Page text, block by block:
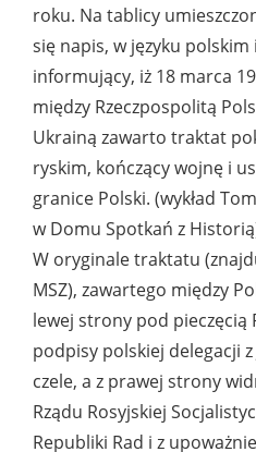
roku. Na tablicy
się napis, w języku polskim
informujący, iż 18 marca
między Rzeczpospolitą
Ukrainą zawarto traktat
ryskim, kończący wojnę i
granice Polski. (wykład
w Domu Spotkań z
W oryginale traktatu
MSZ), zawartego między
lewej strony pod pieczęcią
podpisy polskiej delegacji
czele, a z prawej strony
Rządu Rosyjskiej
Republiki Rad i z